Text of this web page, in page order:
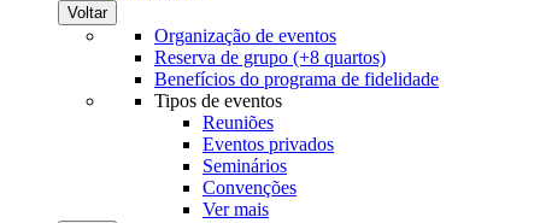
Voltar
Organização de eventos
Reserva de grupo (+8 quartos)
Benefícios do programa de fidelidade
Tipos de eventos
Reuniões
Eventos privados
Seminários
Convenções
Ver mais